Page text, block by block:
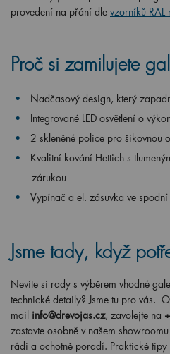
provedení na přání dle vzorníků RAL
Proč si zamilujete
Nadčasový design, který
Integrované LED osvětlení o
2 skleněné police pro šikovnou
Kvalitní kování Hettich s
zárukou
Vypínač a el. zásuvka ve
Jsme tady, když
Nevíte si rady s výběrem vhodné
technické detaily? Jsme tu pro vás.
mail info@drevojas.cz, zavolejte na
zastavte osobně v našem
rádi a ochotně poradí. Praktické